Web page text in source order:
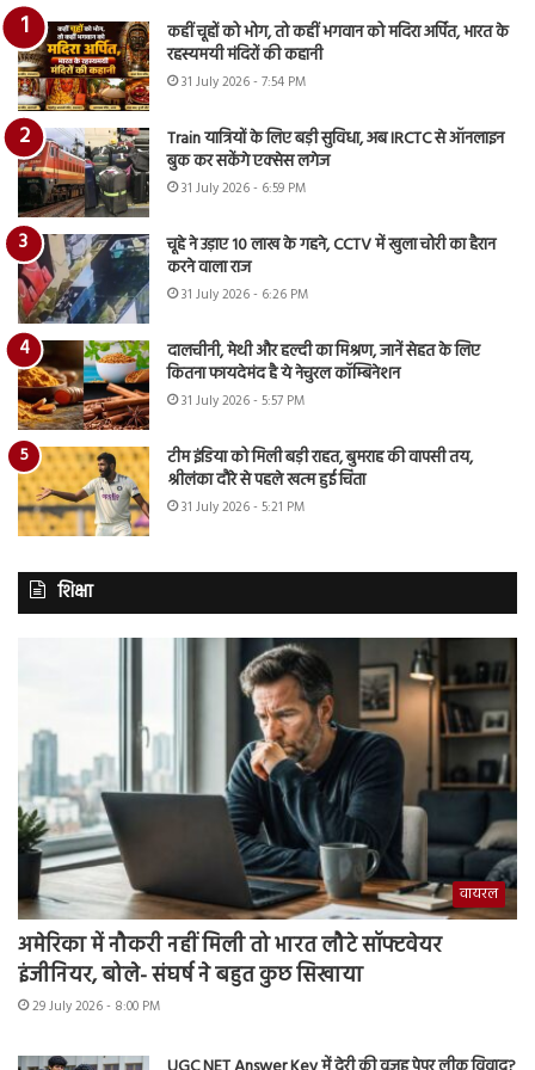
कहीं चूहों को भोग, तो कहीं भगवान को मदिरा अर्पित, भारत के
रहस्यमयी मंदिरों की कहानी
31 July 2026 - 7:54 PM
Train यात्रियों के लिए बड़ी सुविधा, अब IRCTC से ऑनलाइन
बुक कर सकेंगे एक्सेस लगेज
31 July 2026 - 6:59 PM
चूहे ने उड़ाए 10 लाख के गहने, CCTV में खुला चोरी का हैरान
करने वाला राज
31 July 2026 - 6:26 PM
दालचीनी, मेथी और हल्दी का मिश्रण, जानें सेहत के लिए
कितना फायदेमंद है ये नेचुरल कॉम्बिनेशन
31 July 2026 - 5:57 PM
टीम इंडिया को मिली बड़ी राहत, बुमराह की वापसी तय,
श्रीलंका दौरे से पहले खत्म हुई चिंता
31 July 2026 - 5:21 PM
शिक्षा
वायरल
अमेरिका में नौकरी नहीं मिली तो भारत लौटे सॉफ्टवेयर
इंजीनियर, बोले- संघर्ष ने बहुत कुछ सिखाया
29 July 2026 - 8:00 PM